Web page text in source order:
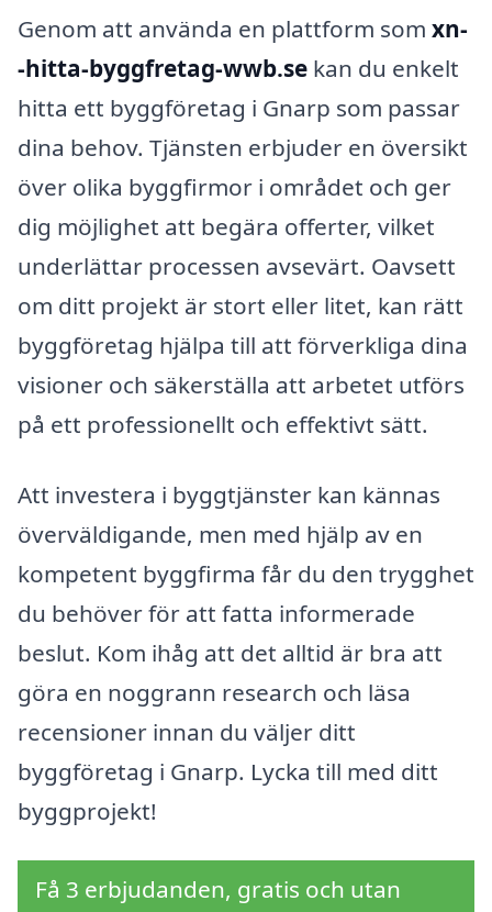
Genom att använda en plattform som xn-
-hitta-byggfretag-wwb.se kan du enkelt
hitta ett byggföretag i Gnarp som passar
dina behov. Tjänsten erbjuder en översikt
över olika byggfirmor i området och ger
dig möjlighet att begära offerter, vilket
underlättar processen avsevärt. Oavsett
om ditt projekt är stort eller litet, kan rätt
byggföretag hjälpa till att förverkliga dina
visioner och säkerställa att arbetet utförs
på ett professionellt och effektivt sätt.
Att investera i byggtjänster kan kännas
överväldigande, men med hjälp av en
kompetent byggfirma får du den trygghet
du behöver för att fatta informerade
beslut. Kom ihåg att det alltid är bra att
göra en noggrann research och läsa
recensioner innan du väljer ditt
byggföretag i Gnarp. Lycka till med ditt
byggprojekt!
Få 3 erbjudanden, gratis och utan